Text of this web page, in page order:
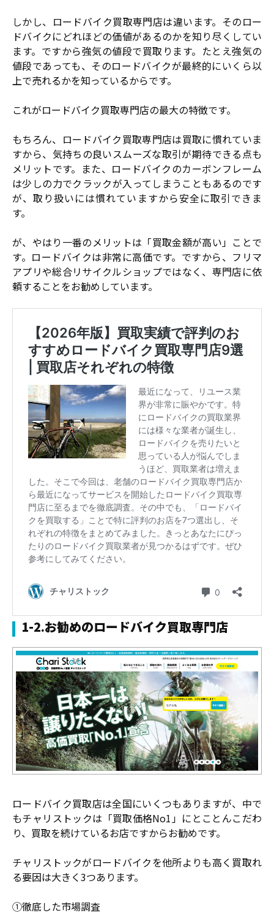
しかし、ロードバイク買取専門店は違います。そのロー
ドバイクにどれほどの価値があるのかを知り尽くしてい
ます。ですから強気の値段で買取ります。たとえ強気の
値段であっても、そのロードバイクが最終的にいくら以
上で売れるかを知っているからです。
これがロードバイク買取専門店の最大の特徴です。
もちろん、ロードバイク買取専門店は買取に慣れていま
すから、気持ちの良いスムーズな取引が期待できる点も
メリットです。また、ロードバイクのカーボンフレーム
は少しの力でクラックが入ってしまうこともあるのです
が、取り扱いには慣れていますから安全に取引できま
す。
が、やはり一番のメリットは「買取金額が高い」ことで
す。ロードバイクは非常に高価です。ですから、フリマ
アプリや総合リサイクルショップではなく、専門店に依
頼することをお勧めしています。
1-2.お勧めのロードバイク買取専門店
ロードバイク買取店は全国にいくつもありますが、中で
もチャリストックは「買取価格No1」にとことんこだわ
り、買取を続けているお店ですからお勧めです。
チャリストックがロードバイクを他所よりも高く買取れ
る要因は大きく3つあります。
①徹底した市場調査